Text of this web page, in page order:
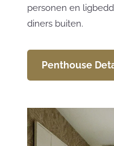
personen en
diners buiten.
Penthouse